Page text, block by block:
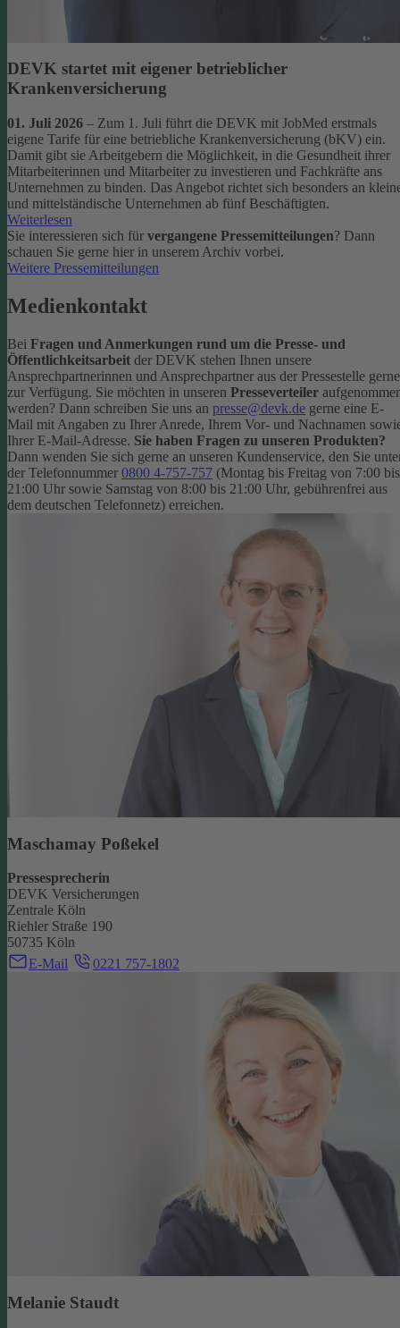
DEVK startet mit eigener betrieblicher
Krankenversicherung
01. Juli 2026 – Zum 1. Juli führt die DEVK mit JobMed erstmals
eigene Tarife für eine betriebliche Krankenversicherung (bKV) ein.
Damit gibt sie Arbeitgebern die Möglichkeit, in die Gesundheit ihrer
Mitarbeiterinnen und Mitarbeiter zu investieren und Fachkräfte ans
Unternehmen zu binden. Das Angebot richtet sich besonders an
und mittelständische Unternehmen ab fünf Beschäftigten.
Weiterlesen
Sie interessieren sich für vergangene Pressemitteilungen? Dann
schauen Sie gerne hier in unserem Archiv vorbei.
Weitere Pressemitteilungen
Medienkontakt
Bei Fragen und Anmerkungen rund um die Presse- und
Öffentlichkeitsarbeit der DEVK stehen Ihnen unsere
Ansprechpartnerinnen und Ansprechpartner aus der Pressestelle gerne
zur Verfügung. Sie möchten in unseren Presseverteiler
werden? Dann schreiben Sie uns an presse@devk.de gerne eine E-
Mail mit Angaben zu Ihrer Anrede, Ihrem Vor- und Nachnamen
Ihrer E-Mail-Adresse. Sie haben Fragen zu unseren Produkten?
Dann wenden Sie sich gerne an unseren Kundenservice, den Sie
der Telefonnummer 0800 4-757-757 (Montag bis Freitag von 7:00 bis
21:00 Uhr sowie Samstag von 8:00 bis 21:00 Uhr, gebührenfrei aus
dem deutschen Telefonnetz) erreichen.
Maschamay Poßekel
Pressesprecherin
DEVK Versicherungen
Zentrale Köln
Riehler Straße 190
50735 Köln
E-Mail
0221 757-1802
Melanie Staudt